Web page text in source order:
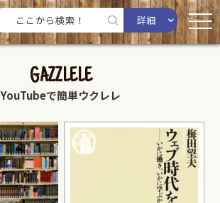
詳細
GAZZLELE
YouTubeで簡単ウクレレ